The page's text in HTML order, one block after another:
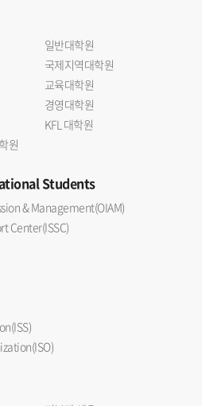
일반대학원
국제지역대학원
교육대학원
경영대학원
KFL 대학원
원
Students
& Management(OIAM)
Center(ISSC)